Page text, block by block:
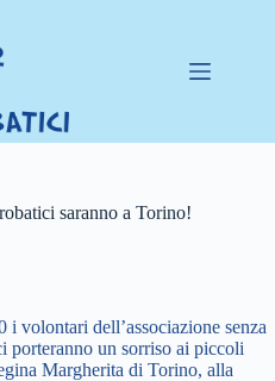
saranno a Torino!
i volontari dell’associazione senza
porteranno un sorriso ai piccoli
Margherita di Torino, alla